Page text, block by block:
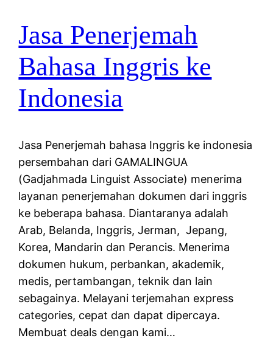
Jasa Penerjemah
Bahasa Inggris ke
Indonesia
Jasa Penerjemah bahasa Inggris ke indonesia
persembahan dari GAMALINGUA
(Gadjahmada Linguist Associate) menerima
layanan penerjemahan dokumen dari inggris
ke beberapa bahasa. Diantaranya adalah
Arab, Belanda, Inggris, Jerman, Jepang,
Korea, Mandarin dan Perancis. Menerima
dokumen hukum, perbankan, akademik,
medis, pertambangan, teknik dan lain
sebagainya. Melayani terjemahan express
categories, cepat dan dapat dipercaya.
Membuat deals dengan kami…